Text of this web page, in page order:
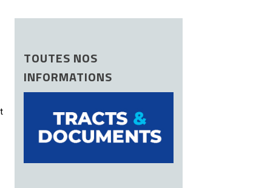
TOUTES NOS
INFORMATIONS